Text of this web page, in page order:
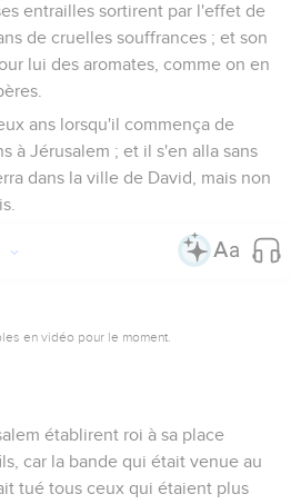
entrailles sortirent par l'effet de
de cruelles souffrances ; et son
lui des aromates, comme on en
ans lorsqu'il commença de
à Jérusalem ; et il s'en alla sans
dans la ville de David, mais non
en vidéo pour le moment.
établirent roi à sa place
car la bande qui était venue au
tué tous ceux qui étaient plus